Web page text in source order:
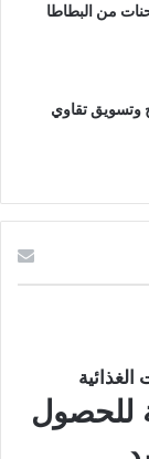
من البطاطا
وتسويق تقاوي
للحصول